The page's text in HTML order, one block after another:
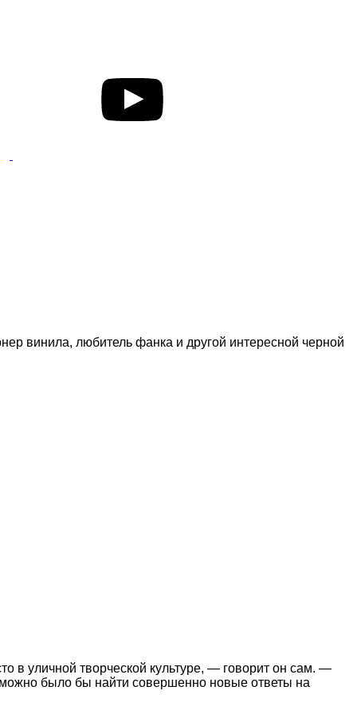
винила, любитель фанка и другой интересной черной
в уличной творческой культуре, — говорит он сам. —
можно было бы найти совершенно новые ответы на